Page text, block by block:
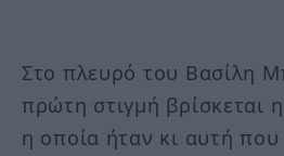
Στο πλευρό του Βασίλη
πρώτη στιγμή βρίσκεται
η οποία ήταν κι αυτή